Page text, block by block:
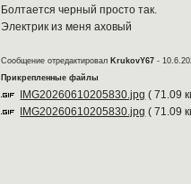
Болтается черный просто так.
Электрик из меня аховый
Сообщение отредактировал KrukovY67 -
Прикрепленные файлы
IMG20260610205830.jpg ( 71.09
IMG20260610205830.jpg ( 71.09